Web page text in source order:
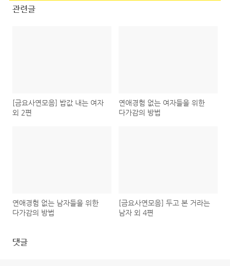
관련글
[금요사연모음] 밥값 내는 여자
외 2편
연애경험 없는 여자들을 위한
다가감의 방법
연애경험 없는 남자들을 위한
다가감의 방법
[금요사연모음] 두고 본 거라는
남자 외 4편
댓글